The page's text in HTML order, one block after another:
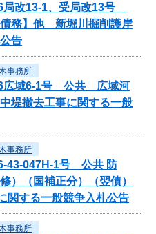
局改13-1、受局改13号
務】他 新堀川掘削護岸
告
事務所
広域6-1号 公共 広域河
堤撤去工事に関する一般
事務所
43-047H-1号 公共 防
）（国補正分）（翌債）
関する一般競争入札公告
事務所